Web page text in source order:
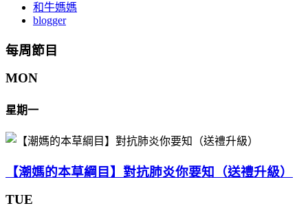
和牛媽媽
blogger
每周節目
MON
星期一
【潮媽的本草綱目】對抗肺炎你要知（送禮升級）
TUE